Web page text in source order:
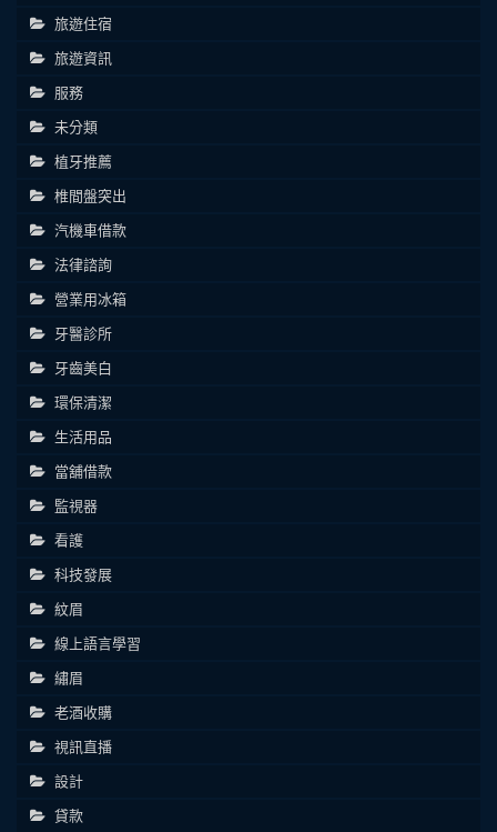
旅遊住宿
旅遊資訊
服務
未分類
植牙推薦
椎間盤突出
汽機車借款
法律諮詢
營業用冰箱
牙醫診所
牙齒美白
環保清潔
生活用品
當舖借款
監視器
看護
科技發展
紋眉
線上語言學習
繡眉
老酒收購
視訊直播
設計
貸款